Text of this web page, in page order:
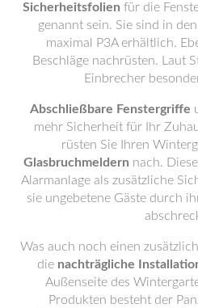
Sicherheitsfolien für die
genannt sein. Sie sind in
maximal P3A erhältlich.
Beschläge nachrüsten. Laut
Einbrecher
Abschließbare Fenstergriffe
mehr Sicherheit für Ihr
rüsten Sie Ihren
Glasbruchmeldern nach.
Alarmanlage als zusätzliche
sie ungebetene Gäste durch
Was auch noch einen
die nachträgliche
Außenseite des
Produkten besteht der